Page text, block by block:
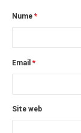
Nume *
Email *
Site web